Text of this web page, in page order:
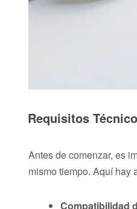
Requisitos
Antes de comenzar, es
mismo tiempo. Aquí hay
Compatibilidad